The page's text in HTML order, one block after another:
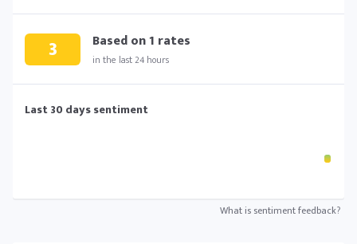
3 Based on1 rates
in the last 24 hours
Last 30 days sentiment
What is sentiment feedback?